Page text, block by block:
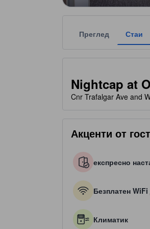
Преглед Стаи
Nightcap at
Cnr Trafalgar Ave and
Акценти от
експресно
Безплатен
Климатик